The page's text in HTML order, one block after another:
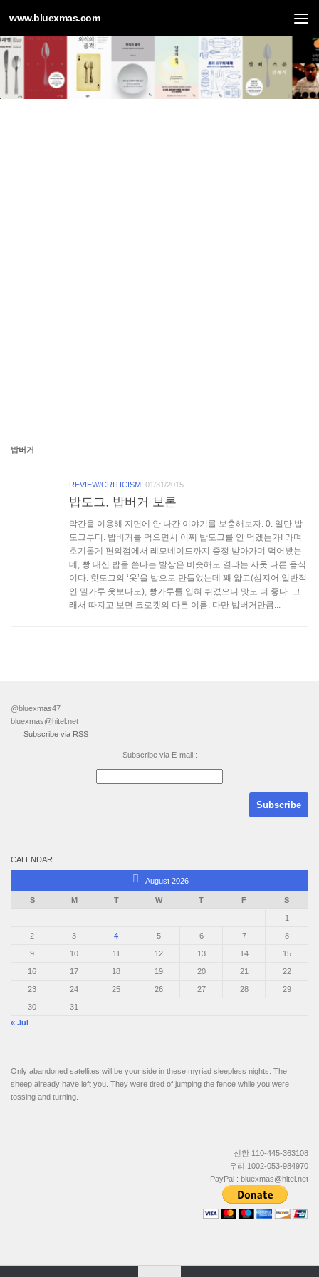
Skip to content
www.bluexmas.com
밥버거
REVIEW/CRITICISM 01/31/2015
밥도그, 밥버거 보론
막간을 이용해 지면에 안 나간 이야기를 보충해보자. 0. 일단 밥
도그부터. 밥버거를 먹으면서 어찌 밥도그를 안 먹겠는가! 라며
호기롭게 편의점에서 레모네이드까지 증정 받아가며 먹어봤는
데, 빵 대신 밥을 쓴다는 발상은 비슷해도 결과는 사뭇 다른 음식
이다. 핫도그의 ‘옷’을 밥으로 만들었는데 꽤 얇고(심지어 일반적
인 밀가루 옷보다도), 빵가루를 입혀 튀겼으니 맛도 더 좋다. 그
래서 따지고 보면 크로켓의 다른 이름. 다만 밥버거만큼...
@bluexmas47
bluexmas@hitel.net
Subscribe via RSS
Subscribe via E-mail :
CALENDAR
August 2026
S M T W T F S
1
2 3 4 5 6 7 8
9 10 11 12 13 14 15
16 17 18 19 20 21 22
23 24 25 26 27 28 29
30
31
« Jul
Only abandoned satellites will be your side in these myriad sleepless nights. The
sheep already have left you. They were tired of jumping the fence while you were
tossing and turning.
신한 110-445-363108
우리 1002-053-984970
PayPal : bluexmas@hitel.net